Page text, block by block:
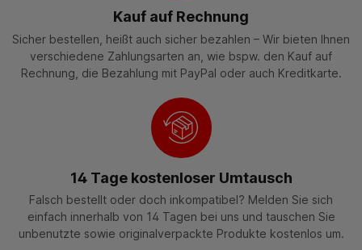
Kauf auf Rechnung
Sicher bestellen, heißt auch sicher bezahlen – Wir bieten Ihnen
verschiedene Zahlungsarten an, wie bspw. den Kauf auf
Rechnung, die Bezahlung mit PayPal oder auch Kreditkarte.
14 Tage kostenloser Umtausch
Falsch bestellt oder doch inkompatibel? Melden Sie sich
einfach innerhalb von 14 Tagen bei uns und tauschen Sie
unbenutzte sowie originalverpackte Produkte kostenlos um.